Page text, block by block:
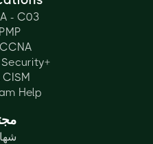
- C03
CISM
Help